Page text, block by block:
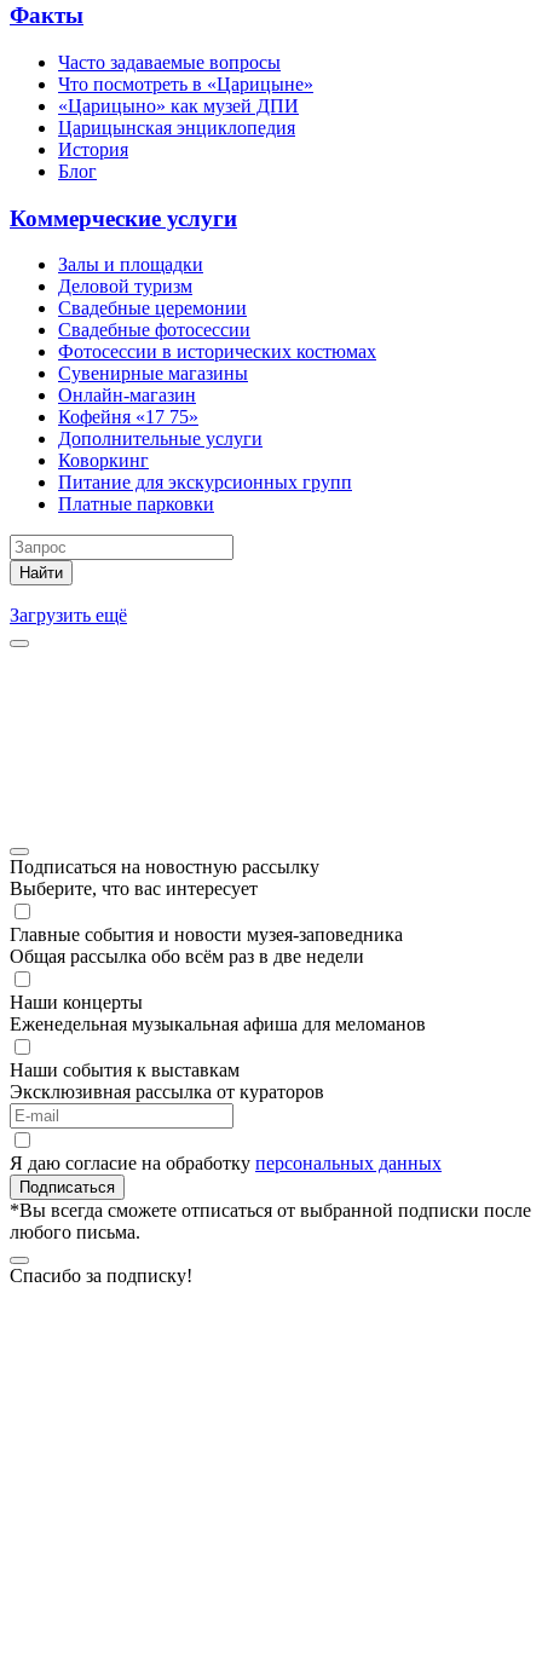
Факты
Часто задаваемые вопросы
Что посмотреть в «Царицыне»
«Царицыно» как музей ДПИ
Царицынская энциклопедия
История
Блог
Коммерческие услуги
Залы и площадки
Деловой туризм
Свадебные церемонии
Свадебные фотосессии
Фотосессии в исторических костюмах
Сувенирные магазины
Онлайн-магазин
Кофейня «17 75»
Дополнительные услуги
Коворкинг
Питание для экскурсионных групп
Платные парковки
Найти
Загрузить ещё
Подписаться на новостную рассылку
Выберите, что вас интересует
Главные события и новости музея-заповедника
Общая рассылка обо всём раз в две недели
Наши концерты
Еженедельная музыкальная афиша для меломанов
Наши события к выставкам
Эксклюзивная рассылка от кураторов
Я даю согласие на обработку персональных данных
Подписаться
*Вы всегда сможете отписаться от выбранной подписки после
любого письма.
Спасибо за подписку!